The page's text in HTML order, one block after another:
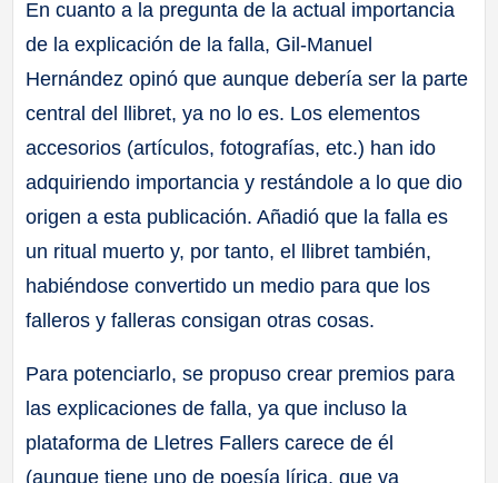
En cuanto a la pregunta de la actual importancia
de la explicación de la falla, Gil-Manuel
Hernández opinó que aunque debería ser la parte
central del llibret, ya no lo es. Los elementos
accesorios (artículos, fotografías, etc.) han ido
adquiriendo importancia y restándole a lo que dio
origen a esta publicación. Añadió que la falla es
un ritual muerto y, por tanto, el llibret también,
habiéndose convertido un medio para que los
falleros y falleras consigan otras cosas.
Para potenciarlo, se propuso crear premios para
las explicaciones de falla, ya que incluso la
plataforma de Lletres Fallers carece de él
(aunque tiene uno de poesía lírica, que va